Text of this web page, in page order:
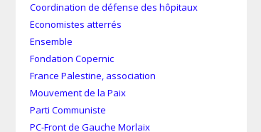
Coordination de défense des hôpitaux
Economistes atterrés
Ensemble
Fondation Copernic
France Palestine, association
Mouvement de la Paix
Parti Communiste
PC-Front de Gauche Morlaix